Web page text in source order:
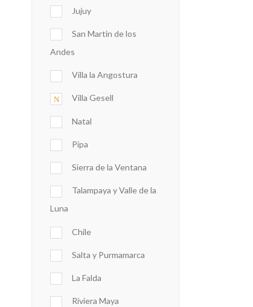
Jujuy
San Martin de los
Andes
Villa la Angostura
Villa Gesell
Natal
Pipa
Sierra de la Ventana
Talampaya y Valle de la
Luna
Chile
Salta y Purmamarca
La Falda
Riviera Maya